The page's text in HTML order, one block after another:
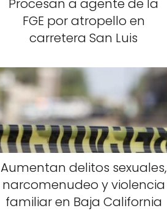
Procesan a agente de la
FGE por atropello en
carretera San Luis
Aumentan delitos sexuales,
narcomenudeo y violencia
familiar en Baja California